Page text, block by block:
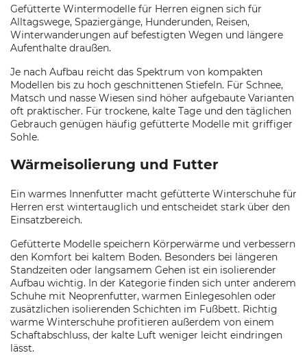
Gefütterte Wintermodelle für Herren eignen sich für
Alltagswege, Spaziergänge, Hunderunden, Reisen,
Winterwanderungen auf befestigten Wegen und längere
Aufenthalte draußen.
Je nach Aufbau reicht das Spektrum von kompakten
Modellen bis zu hoch geschnittenen Stiefeln. Für Schnee,
Matsch und nasse Wiesen sind höher aufgebaute Varianten
oft praktischer. Für trockene, kalte Tage und den täglichen
Gebrauch genügen häufig gefütterte Modelle mit griffiger
Sohle.
Wärmeisolierung und Futter
Ein warmes Innenfutter macht gefütterte Winterschuhe für
Herren erst wintertauglich und entscheidet stark über den
Einsatzbereich.
Gefütterte Modelle speichern Körperwärme und verbessern
den Komfort bei kaltem Boden. Besonders bei längeren
Standzeiten oder langsamem Gehen ist ein isolierender
Aufbau wichtig. In der Kategorie finden sich unter anderem
Schuhe mit Neoprenfutter, warmen Einlegesohlen oder
zusätzlichen isolierenden Schichten im Fußbett. Richtig
warme Winterschuhe profitieren außerdem von einem
Schaftabschluss, der kalte Luft weniger leicht eindringen
lässt.